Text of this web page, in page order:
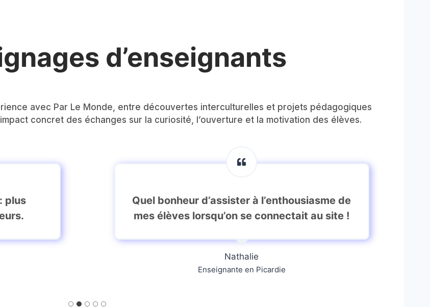
d’enseignants
avec Par Le Monde, entre découvertes interculturelles et projets pédagogiques
concret des échanges sur la curiosité, l’ouverture et la motivation des élèves.
plus
Quel bonheur d’assister à l’enthousiasme de
mes élèves lorsqu’on se connectait au site !
Nathalie
Enseignante en Picardie